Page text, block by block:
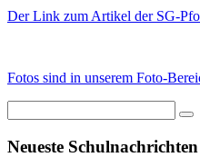
Der Link zum Artikel der SG-
Fotos sind in unserem Foto-
Neueste Schulnachrichten